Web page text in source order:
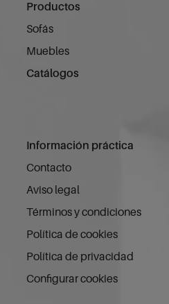
Productos
Sofás
Muebles
Catálogos
Información práctica
Contacto
Aviso legal
Términos y condiciones
Política de cookies
Política de privacidad
Configurar cookies